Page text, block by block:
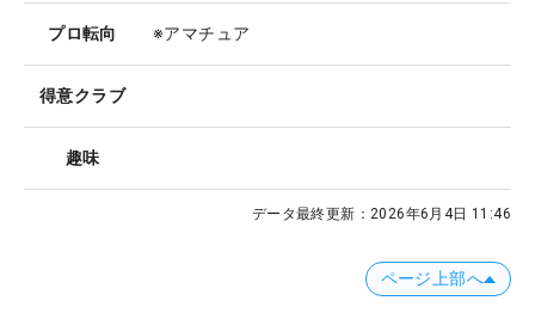
プロ転向 ※アマチュア
得意クラブ
趣味
データ最終更新： 2026年6月4日 11:46
ページ上部へ